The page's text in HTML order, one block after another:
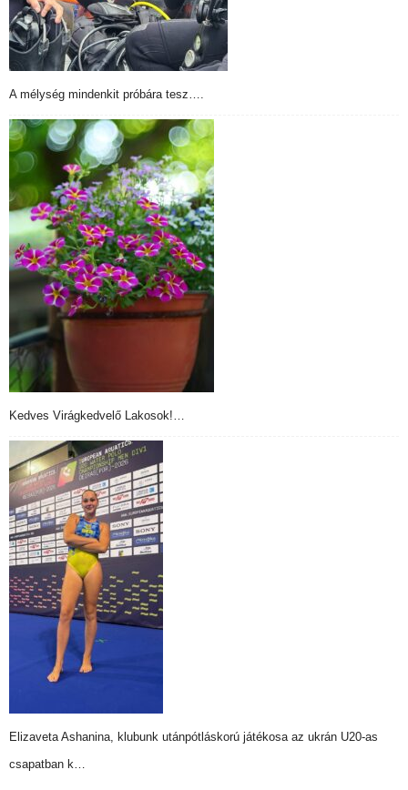
A mélység mindenkit próbára tesz….
Kedves Virágkedvelő Lakosok!…
Elizaveta Ashanina, klubunk utánpótláskorú játékosa az ukrán U20-as
csapatban k…